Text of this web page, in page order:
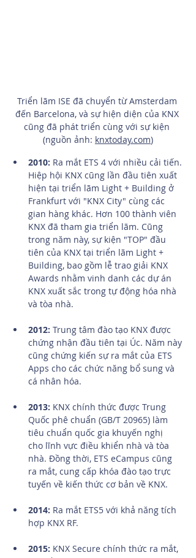
Triển lãm ISE đã chuyển từ Amsterdam
đến Barcelona, và sự hiện diện của KNX
cũng đã phát triển cùng với sự kiện
(nguồn ảnh: knxtoday.com)
2010: Ra mắt ETS 4 với nhiều cải tiến.
Hiệp hội KNX cũng lần đầu tiên xuất
hiện tại triển lãm Light + Building ở
Frankfurt với "KNX City" cùng các
gian hàng khác. Hơn 100 thành viên
KNX đã tham gia triển lãm. Cũng
trong năm này, sự kiện "TOP" đầu
tiên của KNX tại triển lãm Light +
Building, bao gồm lễ trao giải KNX
Awards nhằm vinh danh các dự án
KNX xuất sắc trong tự động hóa nhà
và tòa nhà.
2012: Trung tâm đào tạo KNX được
chứng nhận đầu tiên tại Úc. Năm này
cũng chứng kiến sự ra mắt của ETS
Apps cho các chức năng bổ sung và
cá nhân hóa.
2013: KNX chính thức được Trung
Quốc phê chuẩn (GB/T 20965) làm
tiêu chuẩn quốc gia khuyến nghị
cho lĩnh vực điều khiển nhà và tòa
nhà. Đồng thời, ETS eCampus cũng
ra mắt, cung cấp khóa đào tạo trực
tuyến về kiến thức cơ bản về KNX.
2014: Ra mắt ETS5 với khả năng tích
hợp KNX RF.
2015: KNX Secure chính thức ra mắt,